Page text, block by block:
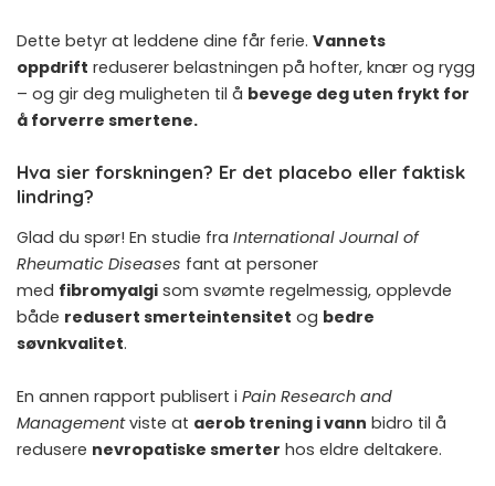
Dette betyr at leddene dine får ferie. Vannets
oppdrift reduserer belastningen på hofter, knær og rygg
– og gir deg muligheten til å bevege deg uten frykt for
å forverre smertene.
Hva sier forskningen? Er det placebo eller faktisk
lindring?
Glad du spør! En studie fra International Journal of
Rheumatic Diseases fant at personer
med fibromyalgi som svømte regelmessig, opplevde
både redusert smerteintensitet og bedre
søvnkvalitet.
En annen rapport publisert i Pain Research and
Managementviste at aerob trening i vann bidro til å
redusere nevropatiske smerter hos eldre deltakere.